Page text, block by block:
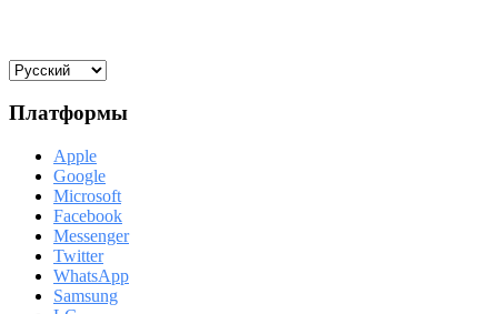
Платформы
Apple
Google
Microsoft
Facebook
Messenger
Twitter
WhatsApp
Samsung